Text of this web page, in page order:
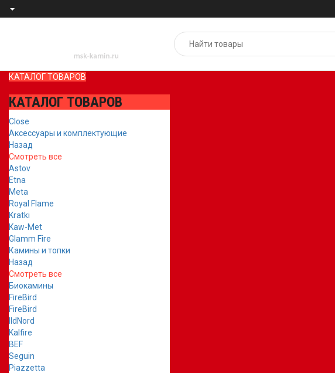
КАТАЛОГ ТОВАРОВ
КАТАЛОГ ТОВАРОВ
Close
Аксессуары и комплектующие
Назад
Смотреть все
Astov
Etna
Meta
Royal Flame
Kratki
Kaw-Met
Glamm Fire
Камины и топки
Назад
Смотреть все
Биокамины
FireBird
FireBird
IldNord
Kalfire
BEF
Seguin
Piazzetta